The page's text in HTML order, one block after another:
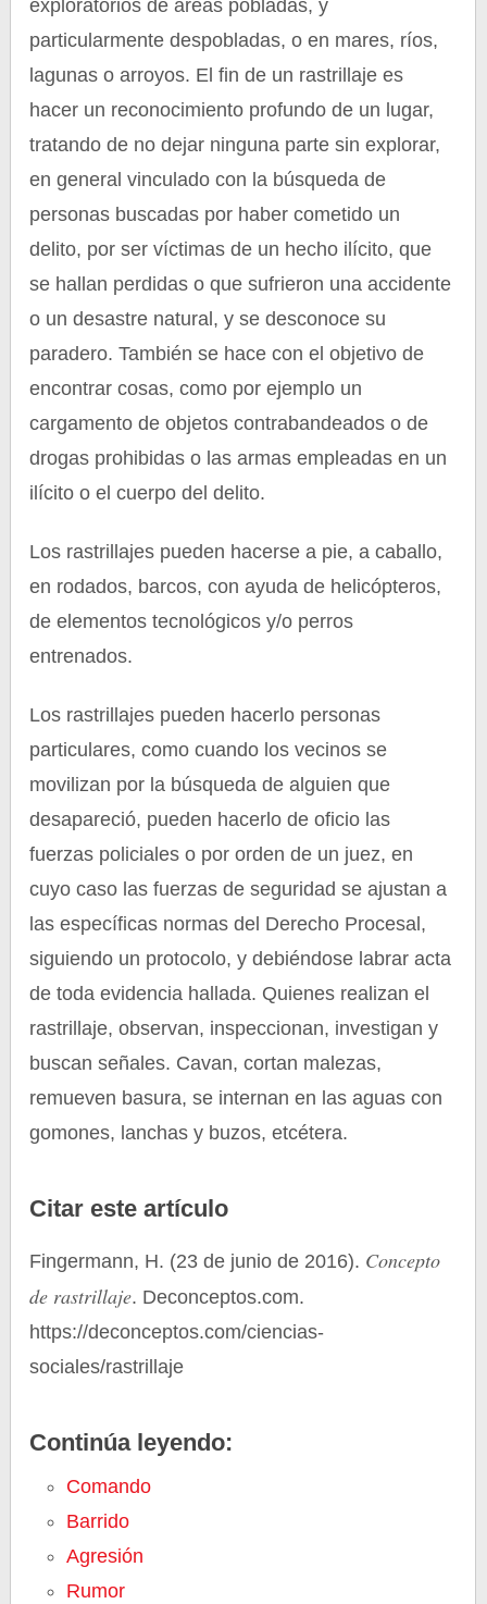
exploratorios de áreas pobladas, y
particularmente despobladas, o en mares, ríos,
lagunas o arroyos. El fin de un rastrillaje es
hacer un reconocimiento profundo de un lugar,
tratando de no dejar ninguna parte sin explorar,
en general vinculado con la búsqueda de
personas buscadas por haber cometido un
delito, por ser víctimas de un hecho ilícito, que
se hallan perdidas o que sufrieron una accidente
o un desastre natural, y se desconoce su
paradero. También se hace con el objetivo de
encontrar cosas, como por ejemplo un
cargamento de objetos contrabandeados o de
drogas prohibidas o las armas empleadas en un
ilícito o el cuerpo del delito.
Los rastrillajes pueden hacerse a pie, a caballo,
en rodados, barcos, con ayuda de helicópteros,
de elementos tecnológicos y/o perros
entrenados.
Los rastrillajes pueden hacerlo personas
particulares, como cuando los vecinos se
movilizan por la búsqueda de alguien que
desapareció, pueden hacerlo de oficio las
fuerzas policiales o por orden de un juez, en
cuyo caso las fuerzas de seguridad se ajustan a
las específicas normas del Derecho Procesal,
siguiendo un protocolo, y debiéndose labrar acta
de toda evidencia hallada. Quienes realizan el
rastrillaje, observan, inspeccionan, investigan y
buscan señales. Cavan, cortan malezas,
remueven basura, se internan en las aguas con
gomones, lanchas y buzos, etcétera.
Citar este artículo
Fingermann, H. (23 de junio de 2016). Concepto
de rastrillaje. Deconceptos.com.
https://deconceptos.com/ciencias-
sociales/rastrillaje
Continúa leyendo:
Comando
Barrido
Agresión
Rumor